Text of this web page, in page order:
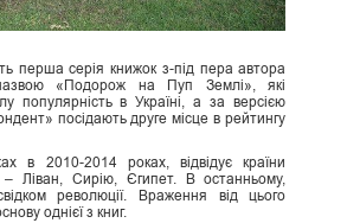
перша серія книжок з-під пера автора
«Подорож на Пуп Землі», які
популярність в Україні, а за версією
посідають друге місце в рейтингу
в 2010-2014 роках, відвідує країни
– Ліван, Сирію, Єгипет. В останньому,
революції. Враження від цього
однієї з книг.